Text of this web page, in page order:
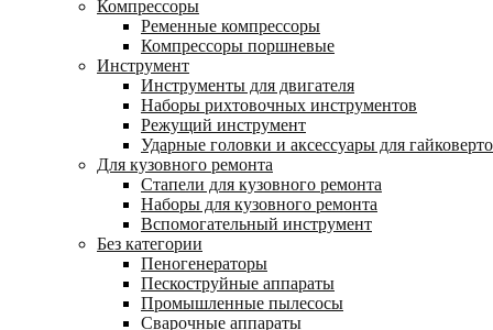
Компрессоры
Ременные компрессоры
Компрессоры поршневые
Инструмент
Инструменты для двигателя
Наборы рихтовочных инструментов
Режущий инструмент
Ударные головки и аксессуары для
Для кузовного ремонта
Стапели для кузовного ремонта
Наборы для кузовного ремонта
Вспомогательный инструмент
Без категории
Пеногенераторы
Пескоструйные аппараты
Промышленные пылесосы
Сварочные аппараты